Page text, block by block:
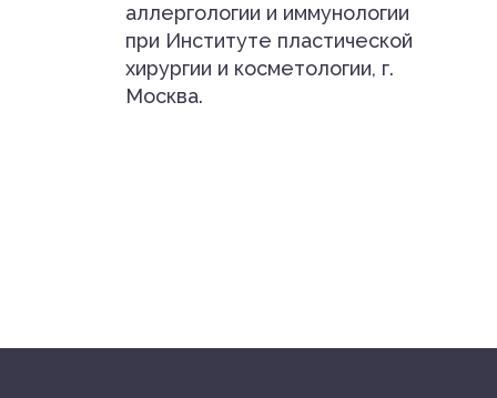
аллергологии и иммунологии
при Институте пластической
хирургии и косметологии, г.
Москва.